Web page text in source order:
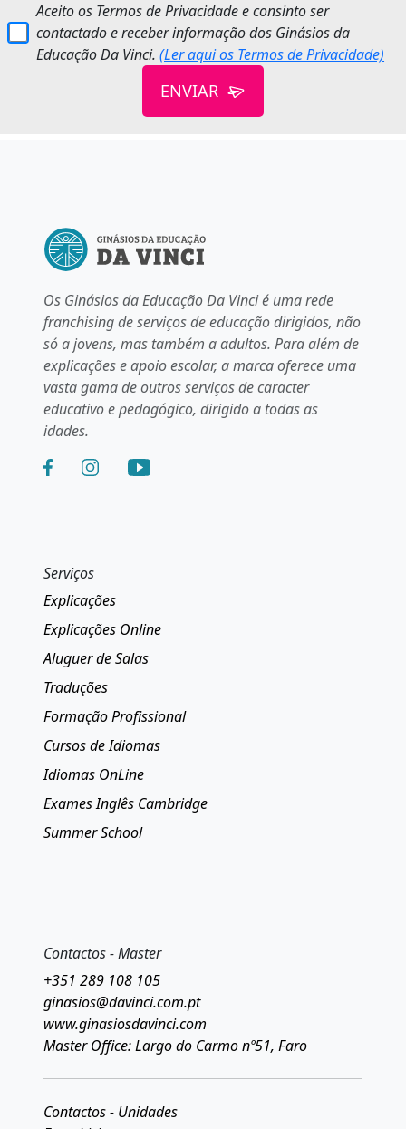
Aceito os Termos de Privacidade e consinto ser
contactado e receber informação dos Ginásios da
Educação Da Vinci.(Ler aqui os Termos de Privacidade)
ENVIAR
Os Ginásios da Educação Da Vinci é uma rede
franchising de serviços de educação dirigidos, não
só a jovens, mas também a adultos. Para além de
explicações e apoio escolar, a marca oferece uma
vasta gama de outros serviços de caracter
educativo e pedagógico, dirigido a todas as
idades.
Serviços
Explicações
Explicações Online
Aluguer de Salas
Traduções
Formação Profissional
Cursos de Idiomas
Idiomas OnLine
Exames Inglês Cambridge
Summer School
Contactos - Master
+351 289 108 105
ginasios@davinci.com.pt
www.ginasiosdavinci.com
Master Office: Largo do Carmo nº51, Faro
Contactos - Unidades